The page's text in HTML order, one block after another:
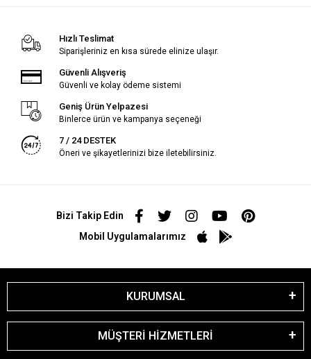
Hızlı Teslimat
Siparişleriniz en kısa sürede elinize ulaşır.
Güvenli Alışveriş
Güvenli ve kolay ödeme sistemi
Geniş Ürün Yelpazesi
Binlerce ürün ve kampanya seçeneği
7 / 24 DESTEK
Öneri ve şikayetlerinizi bize iletebilirsiniz.
Bizi Takip Edin
Mobil Uygulamalarımız
KURUMSAL
MÜŞTERİ HİZMETLERİ